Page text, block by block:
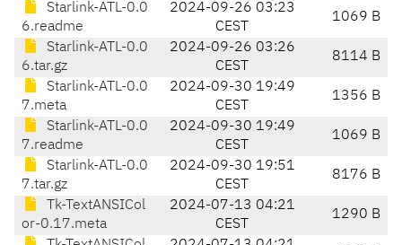
Starlink-ATL-0.0
6.readme
2024-09-26 03:23
CEST
1069 B
Starlink-ATL-0.0
6.tar.gz
2024-09-26 03:26
CEST
8114 B
Starlink-ATL-0.0
7.meta
2024-09-30 19:49
CEST
1356 B
Starlink-ATL-0.0
7.readme
2024-09-30 19:49
CEST
1069 B
Starlink-ATL-0.0
7.tar.gz
2024-09-30 19:51
CEST
8176 B
Tk-TextANSICol
or-0.17.meta
2024-07-13 04:21
CEST
1290 B